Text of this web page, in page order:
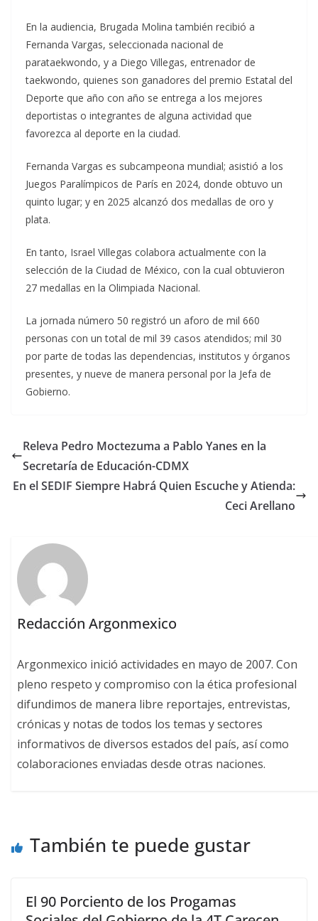
En la audiencia, Brugada Molina también recibió a
Fernanda Vargas, seleccionada nacional de
parataekwondo, y a Diego Villegas, entrenador de
taekwondo, quienes son ganadores del premio Estatal del
Deporte que año con año se entrega a los mejores
deportistas o integrantes de alguna actividad que
favorezca al deporte en la ciudad.
Fernanda Vargas es subcampeona mundial; asistió a los
Juegos Paralímpicos de París en 2024, donde obtuvo un
quinto lugar; y en 2025 alcanzó dos medallas de oro y
plata.
En tanto, Israel Villegas colabora actualmente con la
selección de la Ciudad de México, con la cual obtuvieron
27 medallas en la Olimpiada Nacional.
La jornada número 50 registró un aforo de mil 660
personas con un total de mil 39 casos atendidos; mil 30
por parte de todas las dependencias, institutos y órganos
presentes, y nueve de manera personal por la Jefa de
Gobierno.
Releva Pedro Moctezuma a Pablo Yanes en la
Secretaría de Educación-CDMX
En el SEDIF Siempre Habrá Quien Escuche y Atienda:
Ceci Arellano
Redacción Argonmexico
Argonmexico inició actividades en mayo de 2007. Con
pleno respeto y compromiso con la ética profesional
difundimos de manera libre reportajes, entrevistas,
crónicas y notas de todos los temas y sectores
informativos de diversos estados del país, así como
colaboraciones enviadas desde otras naciones.
También te puede gustar
El 90 Porciento de los Progamas